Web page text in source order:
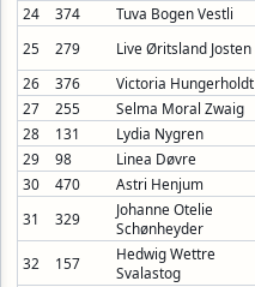
24
374 Tuva Bogen Vestli
25
279 Live Øritsland Josten
26
376 Victoria Hungerholdt
27
255 Selma Moral Zwaig
28
131 Lydia Nygren
29
98 Linea Døvre
30
470 Astri Henjum
31
329
Johanne Otelie
Schønheyder
32 157
Hedwig Wettre
Svalastog